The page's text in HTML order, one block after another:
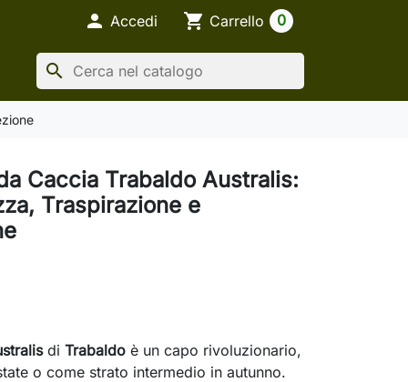
 Accedi shopping_cart Carrello 0
search
Caccia Trabaldo Australis:
Traspirazione e
di Trabaldo è un capo rivoluzionario,
o come strato intermedio in autunno.